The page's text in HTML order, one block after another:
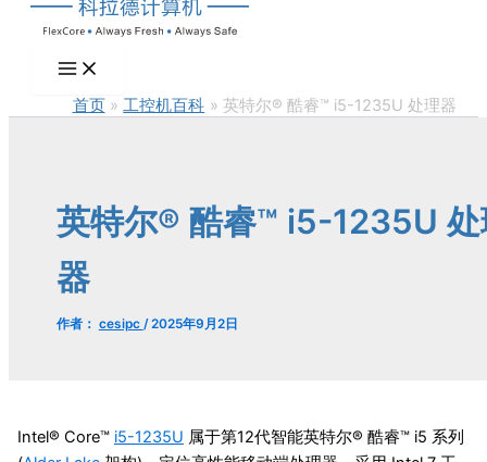
首页 工控机百科 英特尔® 酷睿™ i5-1235U 处理器
英特尔® 酷睿™ i5-1235U 处
器
作者： cesipc /2025年9月2日
Intel® Core™ i5-1235U 属于第12代智能英特尔® 酷睿™ i5 系列